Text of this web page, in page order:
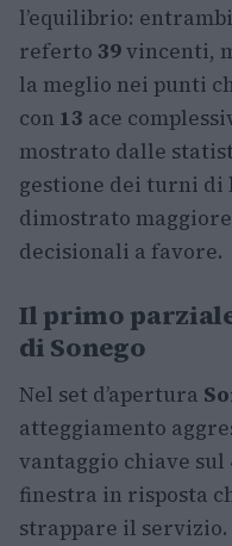
l’equilibrio:
referto 39vincenti,
la meglio nei punti
con 13 ace
mostrato dalle
gestione dei turni di
dimostrato
decisionali a favore.
Il primo
di Sonego
Nel set d’apertura
atteggiamento
vantaggio chiave
finestra in risposta
strappare il